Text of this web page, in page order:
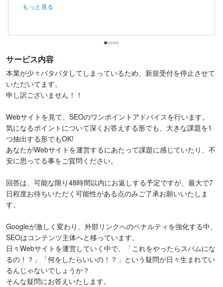
もっと見る
サービス内容
本業が少々バタバタしてしまっているため、新規受付を停止させて
いただいてます。
申し訳ございません！！
Webサイトを見て、SEOのワンポイントアドバイスを行います。
気になるポイントについて深くお答えする形でも、大きな課題を1
つ抽出する形でもOK!
あなたがWebサイトを運営するにあたって課題に感じていたり、不
安に思ってる事をご質問ください。
回答は、可能な限り48時間以内にお返しする予定ですが、最大で7
日程度お待ちいただく可能性がある点のみご了承お願いいたしま
す。
Googleが激しく変わり、外部リンクへのペナルティを強化する中、
SEOはコンテンツ主体へと移っています。
日々Webサイトを運営していく中で、「これをやったらスパムにな
るの！？」「何をしたらいいの！？」という疑問が日々生まれてい
るんじゃないでしょうか？
そんな疑問にお答えいたします。